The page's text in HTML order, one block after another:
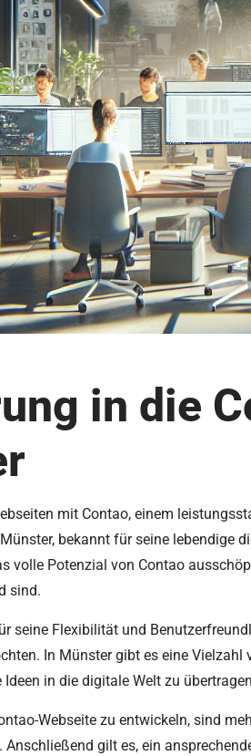
in die
mit Contao, einem
bekannt für seine lebendige
volle Potenzial von Contao
sind.
seine Flexibilität und
In Münster gibt es eine
Ideen in die digitale Welt zu
Webseite zu entwickeln, sind
gilt es, ein